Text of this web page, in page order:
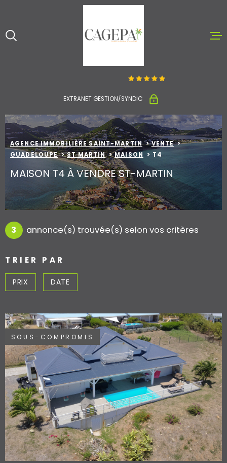
recherche
menu
principal
contenu
LOUER
NOTRE
CONTACT
ESTIMATION
ACCES
EXTRANET GESTION/SYNDIC
AGENCE IMMOBILIÈRE SAINT-MARTIN
VENTE
GUADELOUPE
ST MARTIN MAISON T4
MAISON T4 À VENDRE ST-MARTIN
3 annonce(s) trouvée(s) selon vos critères
TRIER PAR
PRIX DATE
SOUS-COMPROMIS
VOIR LE BIEN